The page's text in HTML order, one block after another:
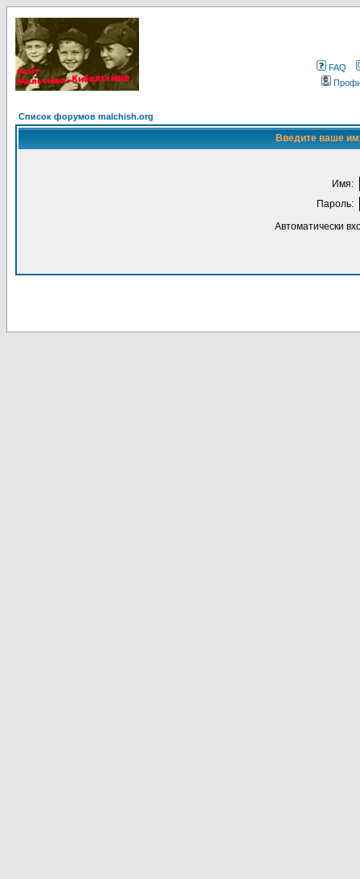
FAQ
Список форумов malchish.org
Введите ваше
Имя:
Пароль:
Автоматически